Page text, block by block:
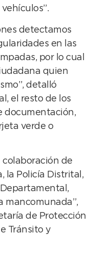
detectamos
en las
por lo cual
quien
detalló
el resto de los
documentación,
verde o
colaboración de
la Policía Distrital,
mancomunada”,
de Protección
Tránsito y